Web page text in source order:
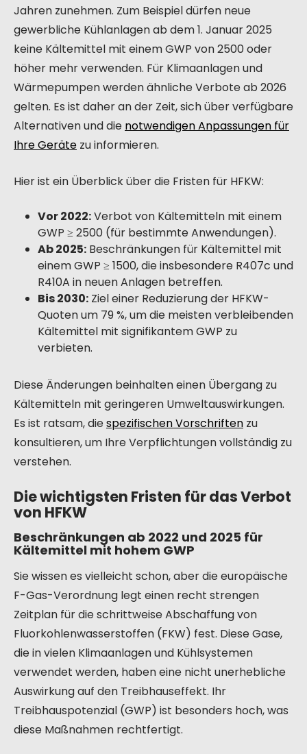
Jahren zunehmen. Zum Beispiel dürfen neue
gewerbliche Kühlanlagen ab dem 1. Januar 2025
keine Kältemittel mit einem GWP von 2500 oder
höher mehr verwenden. Für Klimaanlagen und
Wärmepumpen werden ähnliche Verbote ab 2026
gelten. Es ist daher an der Zeit, sich über verfügbare
Alternativen und die notwendigen Anpassungen für
Ihre Geräte zu informieren.
Hier ist ein Überblick über die Fristen für HFKW:
Vor 2022:Verbot von Kältemitteln mit einem
GWP ≥ 2500 (für bestimmte Anwendungen).
Ab 2025: Beschränkungen für Kältemittel mit
einem GWP ≥ 1500, die insbesondere R407c und
R410A in neuen Anlagen betreffen.
Bis 2030: Ziel einer Reduzierung der HFKW-
Quoten um 79 %, um die meisten verbleibenden
Kältemittel mit signifikantem GWP zu
verbieten.
Diese Änderungen beinhalten einen Übergang zu
Kältemitteln mit geringeren Umweltauswirkungen.
Es ist ratsam, diespezifischen Vorschriften zu
konsultieren, um Ihre Verpflichtungen vollständig zu
verstehen.
Die wichtigsten Fristen für das Verbot
von HFKW
Beschränkungen ab 2022 und 2025 für
Kältemittel mit hohem GWP
Sie wissen es vielleicht schon, aber die europäische
F-Gas-Verordnung legt einen recht strengen
Zeitplan für die schrittweise Abschaffung von
Fluorkohlenwasserstoffen (FKW) fest. Diese Gase,
die in vielen Klimaanlagen und Kühlsystemen
verwendet werden, haben eine nicht unerhebliche
Auswirkung auf den Treibhauseffekt. Ihr
Treibhauspotenzial (GWP) ist besonders hoch, was
diese Maßnahmen rechtfertigt.